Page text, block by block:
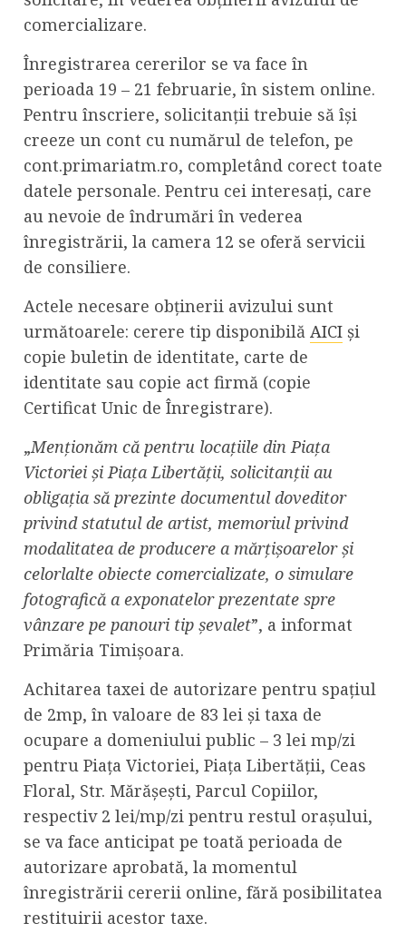
comercializare.
Înregistrarea cererilor se va face în
perioada 19 – 21 februarie, în sistem online.
Pentru înscriere, solicitanții trebuie să își
creeze un cont cu numărul de telefon, pe
cont.primariatm.ro, completând corect toate
datele personale. Pentru cei interesați, care
au nevoie de îndrumări în vederea
înregistrării, la camera 12 se oferă servicii
de consiliere.
Actele necesare obținerii avizului sunt
următoarele: cerere tip disponibilă AICI și
copie buletin de identitate, carte de
identitate sau copie act firmă (copie
Certificat Unic de Înregistrare).
„Menționăm că pentru locaţiile din Piaţa
Victoriei şi Piaţa Libertăţii, solicitanţii au
obligaţia să prezinte documentul doveditor
privind statutul de artist, memoriul privind
modalitatea de producere a mărţişoarelor și
celorlalte obiecte comercializate, o simulare
fotografică a exponatelor prezentate spre
vânzare pe panouri tip şevalet”, a informat
Primăria Timișoara.
Achitarea taxei de autorizare pentru spațiul
de 2mp, în valoare de 83 lei și taxa de
ocupare a domeniului public – 3 lei mp/zi
pentru Piaţa Victoriei, Piaţa Libertăţii, Ceas
Floral, Str. Mărăşeşti, Parcul Copiilor,
respectiv 2 lei/mp/zi pentru restul orașului,
se va face anticipat pe toată perioada de
autorizare aprobată, la momentul
înregistrării cererii online, fără posibilitatea
restituirii acestor taxe.